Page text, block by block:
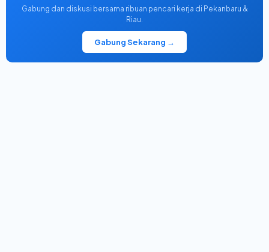
Gabung dan diskusi bersama ribuan pencari kerja di Pekanbaru &
Riau.
Gabung Sekarang →